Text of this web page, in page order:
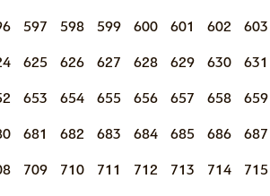
597 598 599 600 601 602 603
625 626 627 628 629 630 631
653 654 655 656 657 658 659
681 682 683 684 685 686 687
709 710 711 712 713 714 715